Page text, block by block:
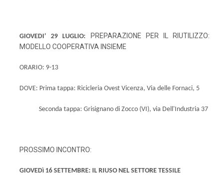
GIOVEDI’ 29 LUGLIO:
PREPARAZIONE PER IL RIUTILIZZO:
MODELLO COOPERATIVA INSIEME
ORARIO: 9-13
DOVE: Prima tappa: Ricicleria Ovest Vicenza, Via delle Fornaci, 5
Seconda tappa: Grisignano di Zocco (VI), via Dell'Industria 37
PROSSIMO INCONTRO:
GIOVEDì 16 SETTEMBRE: IL RIUSO NEL SETTORE TESSILE